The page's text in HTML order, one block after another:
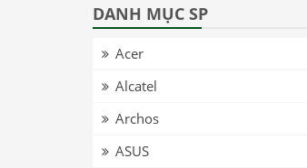
DANH MỤC SP
Acer
Alcatel
Archos
ASUS